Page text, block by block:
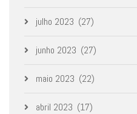
julho 2023 (27)
junho 2023 (27)
maio 2023 (22)
abril 2023 (17)